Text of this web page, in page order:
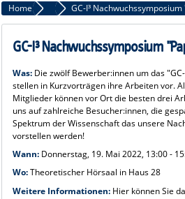
ÜBER UNS
MITGLIEDER
PAPER D. JAHRES
YOUNG ACADEMY
VERANSTALTUNGEN
LINKS
KONTAKT
Home Veranstaltungen 2022
GC-I³ Nachwuchssymposium
Was:Die zwölf Bewerber:innen um das
stellen in Kurzvorträgen ihre Arbeiten vor.
Mitglieder können vor Ort die besten drei
uns auf zahlreiche Besucher:innen, die
Spektrum der Wissenschaft das unsere
vorstellen werden!
Wann:Donnerstag, 19. Mai 2022, 13:00 -
Wo:Theoretischer Hörsaal in Haus 28
Weitere Informationen:Hier können Sie